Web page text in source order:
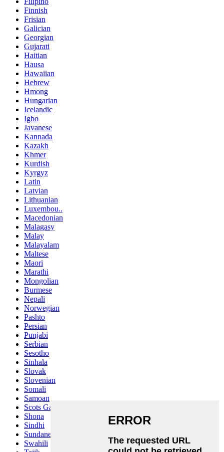
Finnish
Frisian
Galician
Georgian
Gujarati
Haitian
Hausa
Hawaiian
Hebrew
Hmong
Hungarian
Icelandic
Igbo
Javanese
Kannada
Kazakh
Khmer
Kurdish
Kyrgyz
Latin
Latvian
Lithuanian
Luxembou..
Macedonian
Malagasy
Malay
Malayalam
Maltese
Maori
Marathi
Mongolian
Burmese
Nepali
Norwegian
Pashto
Persian
Punjabi
Serbian
Sesotho
Sinhala
Slovak
Slovenian
Somali
Samoan
Scots Gaelic
Shona
Sindhi
Sundanese
Swahili